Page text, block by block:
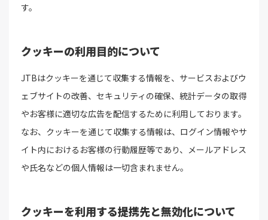
す。
クッキーの利用目的について
JTBはクッキーを通じて収集する情報を、サービスおよびウ
ェブサイトの改善、セキュリティの確保、統計データの取得
やお客様に適切な広告を配信するために利用しております。
なお、クッキーを通じて収集する情報は、ログイン情報やサ
イト内におけるお客様の行動履歴等であり、メールアドレス
や氏名などの個人情報は一切含まれません。
クッキーを利用する提携先と無効化について